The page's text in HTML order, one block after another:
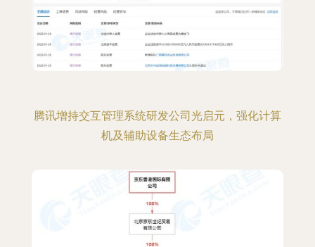
腾讯增持交互管理系统研发公司光启元，强化计算
机及辅助设备生态布局